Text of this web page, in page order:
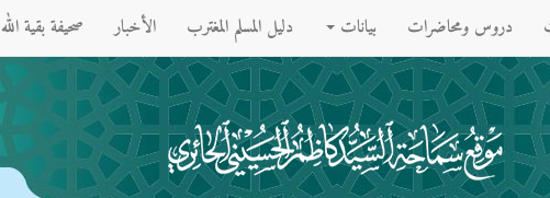
دروس ومحاضرات بيانات دليل المسلم المغترب الأخبار صحيفة بقية الله